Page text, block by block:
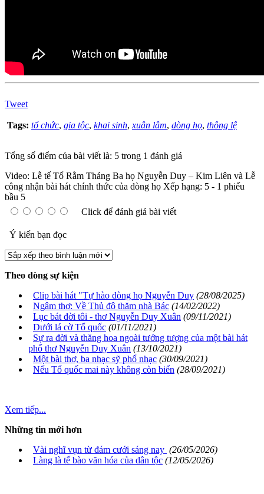
Tweet
Tags: tổ chức, gia tộc, khai sinh, xuân lâm, dòng họ, thông lệ
Tổng số điểm của bài viết là: 5 trong 1 đánh giá
Video: Lễ tế Tổ Rằm Tháng Ba họ Nguyễn Duy – Kim Liên và Lễ
công nhận bài hát chính thức của dòng họ Xếp hạng: 5 - 1 phiếu
bầu 5
Click để đánh giá bài viết
Ý kiến bạn đọc
Theo dòng sự kiện
Clip bài hát "Tự hào dòng họ Nguyễn Duy (28/08/2025)
Ngâm thơ: Về Thủ đô thăm nhà Bác (14/02/2022)
Lục bát đời tôi - thơ Nguyễn Duy Xuân (09/11/2021)
Dưới lá cờ Tổ quốc (01/11/2021)
Sự ra đời và thăng hoa ngoài tưởng tượng của một bài hát
phổ thơ Nguyễn Duy Xuân (13/10/2021)
Một bài thơ, ba nhạc sỹ phổ nhạc (30/09/2021)
Nếu Tổ quốc mai này không còn biển (28/09/2021)
Xem tiếp...
Những tin mới hơn
Vài nghĩ vụn từ đám cưới sáng nay (26/05/2026)
Làng là tế bào văn hóa của dân tộc (12/05/2026)